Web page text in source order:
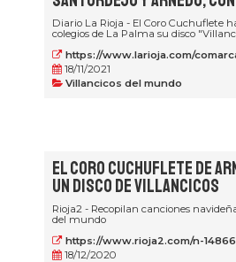
Diario La Rioja - El Coro Cuchuflete
colegios de La Palma su disco
https://www.larioja.com/comarcas/santurdejo-
18/11/2021
Villancicos del mundo
El Coro Cuchuflete de
un disco de villancicos
Rioja2 - Recopilan canciones
del mundo
https://www.rioja2.com/n-148666-2-el-coro-cuchuflete-de-
18/12/2020